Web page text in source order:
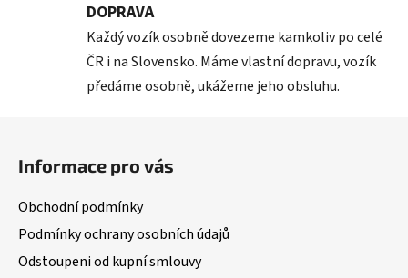
DOPRAVA
Každý vozík osobně dovezeme kamkoliv po celé
ČR i na Slovensko. Máme vlastní dopravu, vozík
předáme osobně, ukážeme jeho obsluhu.
Informace pro vás
Obchodní podmínky
Podmínky ochrany osobních údajů
Odstoupeni od kupní smlouvy